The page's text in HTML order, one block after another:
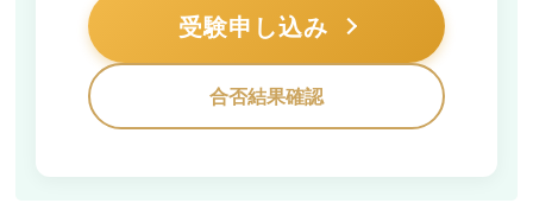
受験申し込み
合否結果確認